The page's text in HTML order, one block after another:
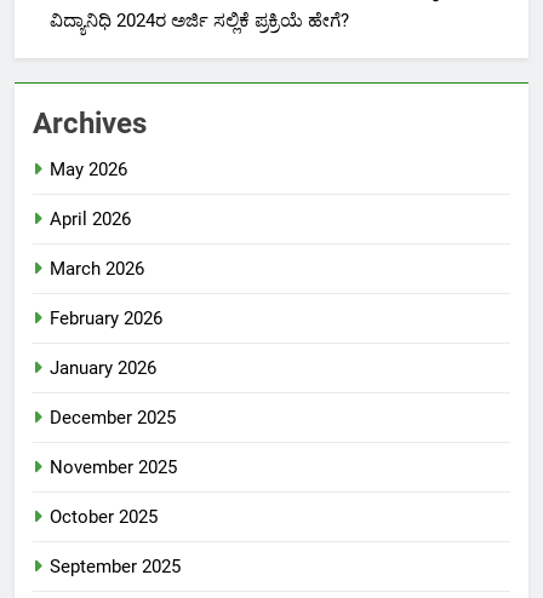
ವಿದ್ಯಾನಿಧಿ 2024ರ ಅರ್ಜಿ ಸಲ್ಲಿಕೆ ಪ್ರಕ್ರಿಯೆ ಹೇಗೆ?
Archives
May 2026
April 2026
March 2026
February 2026
January 2026
December 2025
November 2025
October 2025
September 2025